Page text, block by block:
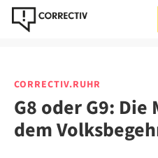
CORRECTIV.RUHR
G8 oder G9:
dem